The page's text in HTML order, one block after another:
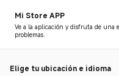
Mi Store APP
Ve a la aplicación y disfruta de una
problemas.
Elige tu ubicación e idioma